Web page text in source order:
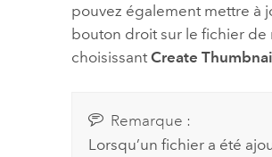
pouvez également mettre à
bouton droit sur le fichier
choisissantCreate
Remarque :
Lorsqu’un fichier a été